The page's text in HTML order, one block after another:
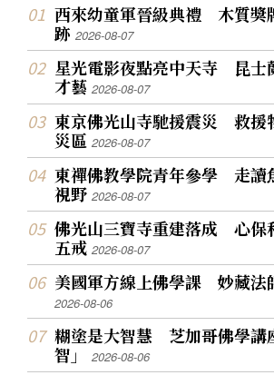
西來幼童軍晉級典禮 木質獎
跡2026-08-07
星光電影夜點亮中天寺 昆士
才藝2026-08-07
東京佛光山寺馳援震災 救援
災區2026-08-07
東禪佛教學院青年參學 走讀
視野2026-08-07
佛光山三寶寺重建落成 心保
五戒2026-08-07
美國軍方線上佛學課 妙藏法
2026-08-06
糊塗是大智慧 芝加哥佛學講
智」2026-08-06